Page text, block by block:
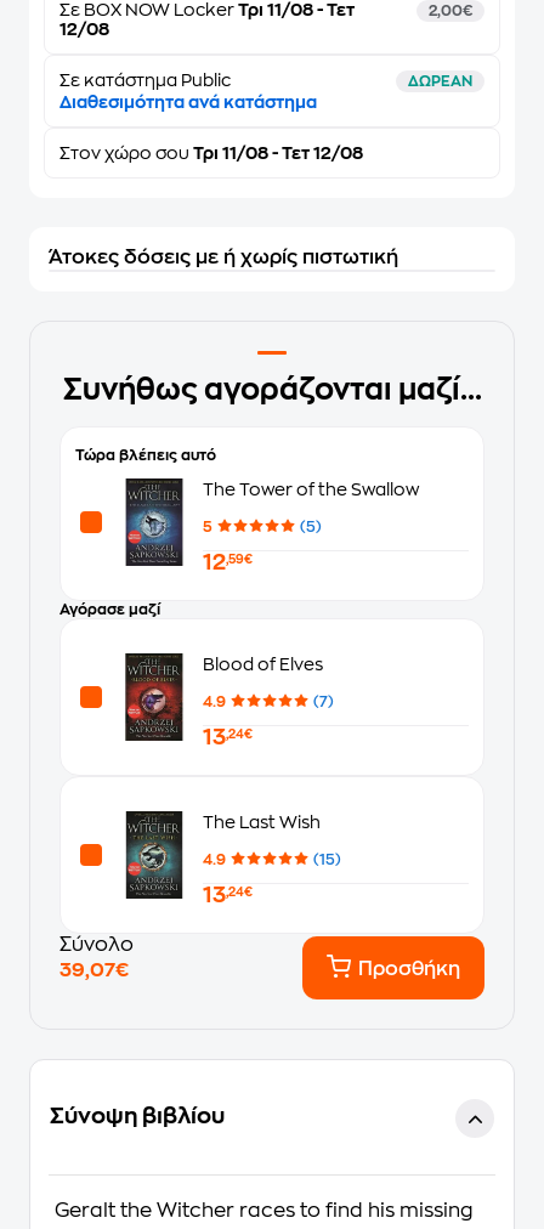
Σε BOX NOW Locker Τρι 11/08 - Τετ
12/08
2,00€
Σε κατάστημα Public ΔΩΡΕΑΝ
Διαθεσιμότητα ανά κατάστημα
Στον χώρο σου Τρι 11/08 - Τετ 12/08
Άτοκες δόσεις με ή χωρίς πιστωτική
Συνήθως αγοράζονται μαζί...
Τώρα βλέπεις αυτό
The Tower of the Swallow
5 (5)
12,59€
Αγόρασε μαζί
Blood of Elves
4.9 (7)
13,24€
The Last Wish
4.9 (15)
13,24€
Σύνολο
39,07€
Προσθήκη
Σύνοψη βιβλίου
Geralt the Witcher races to find his missing